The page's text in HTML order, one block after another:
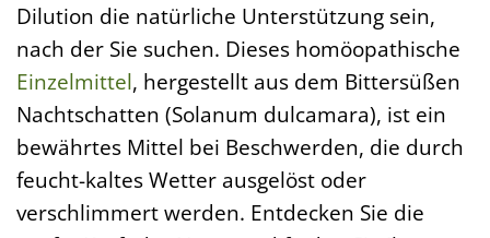
Dilution die natürliche Unterstützung sein,
nach der Sie suchen. Dieses homöopathische
Einzelmittel, hergestellt aus dem Bittersüßen
Nachtschatten (Solanum dulcamara), ist ein
bewährtes Mittel bei Beschwerden, die durch
feucht-kaltes Wetter ausgelöst oder
verschlimmert werden. Entdecken Sie die